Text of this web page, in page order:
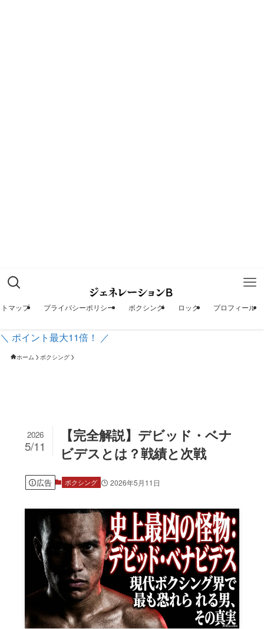
マップ プライバシーポリシー ボクシング ロック プロフィール
＼ ポイント最大11倍！ ／
ホーム ボクシング
【完全解説】デビッド・ベナ
ビデスとは？戦績と次戦
2026
5/11
広告 ボクシング 2026年5月11日